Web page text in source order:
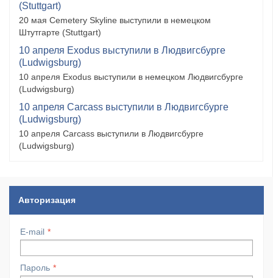
(Stuttgart)
20 мая Cemetery Skyline выступили в немецком
Штутгарте (Stuttgart)
10 апреля Exodus выступили в Людвигсбурге
(Ludwigsburg)
10 апреля Exodus выступили в немецком Людвигсбурге
(Ludwigsburg)
10 апреля Carcass выступили в Людвигсбурге
(Ludwigsburg)
10 апреля Carcass выступили в Людвигсбурге
(Ludwigsburg)
Авторизация
E-mail
Пароль